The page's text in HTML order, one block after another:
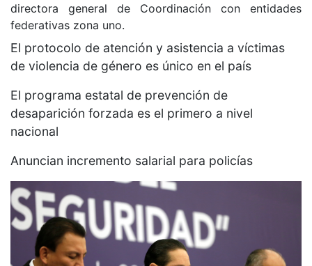
directora general de Coordinación con entidades
federativas zona uno.
El protocolo de atención y asistencia a víctimas
de violencia de género es único en el país
El programa estatal de prevención de
desaparición forzada es el primero a nivel
nacional
Anuncian incremento salarial para policías